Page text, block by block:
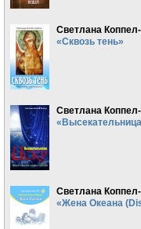
Светлана
«Сквозь тень»
Светлана
Светлана
«Жена Океана